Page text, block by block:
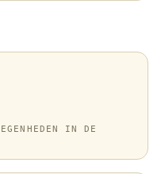
IN DE